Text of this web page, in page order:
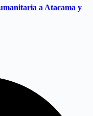
a Atacama y